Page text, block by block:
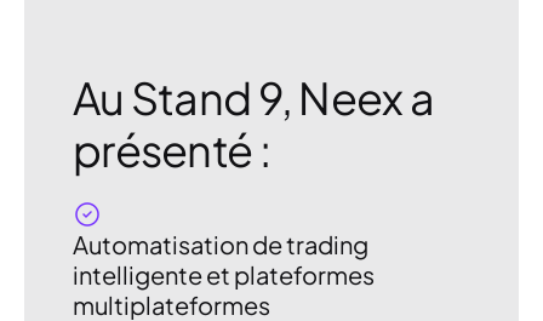
Au Stand 9, Neex a
présenté :
Automatisation de trading
intelligente et plateformes
multiplateformes